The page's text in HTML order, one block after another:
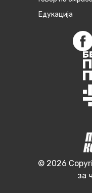
Едукација
© 2026
за